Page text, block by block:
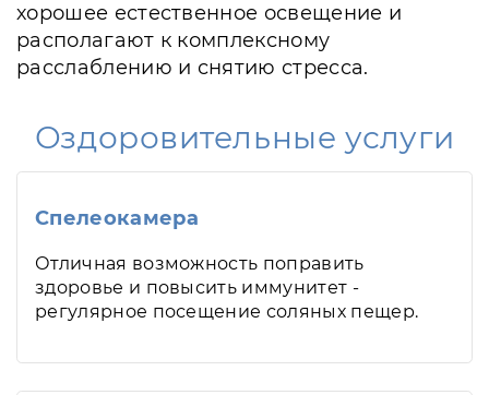
хорошее естественное освещение и
располагают к комплексному
расслаблению и снятию стресса.
Оздоровительные услуги
Спелеокамера
Отличная возможность поправить
здоровье и повысить иммунитет -
регулярное посещение соляных пещер.